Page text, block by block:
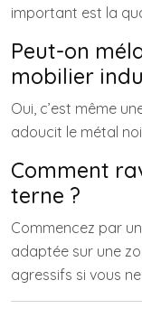
important est la
Peut-on
mobilier
Oui, c’est même
adoucit le métal
Comment
terne ?
Commencez par
adaptée sur une
agressifs si vous